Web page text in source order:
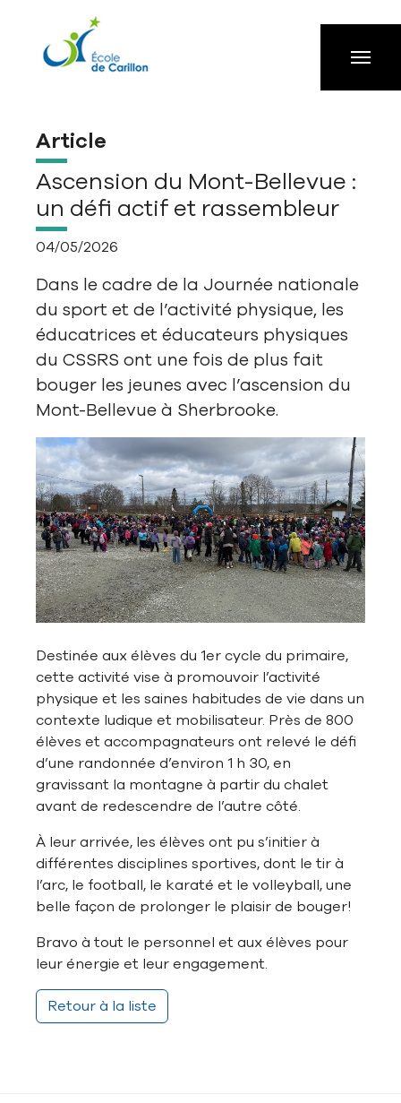
Article
Ascension du Mont-Bellevue :
un défi actif et rassembleur
04/05/2026
Dans le cadre de la Journée nationale
du sport et de l’activité physique, les
éducatrices et éducateurs physiques
du CSSRS ont une fois de plus fait
bouger les jeunes avec l’ascension du
Mont-Bellevue à Sherbrooke.
Destinée aux élèves du 1er cycle du primaire,
cette activité vise à promouvoir l’activité
physique et les saines habitudes de vie dans un
contexte ludique et mobilisateur. Près de 800
élèves et accompagnateurs ont relevé le défi
d’une randonnée d’environ 1 h 30, en
gravissant la montagne à partir du chalet
avant de redescendre de l’autre côté.
À leur arrivée, les élèves ont pu s’initier à
différentes disciplines sportives, dont le tir à
l’arc, le football, le karaté et le volleyball, une
belle façon de prolonger le plaisir de bouger!
Bravo à tout le personnel et aux élèves pour
leur énergie et leur engagement.
Retour à la liste